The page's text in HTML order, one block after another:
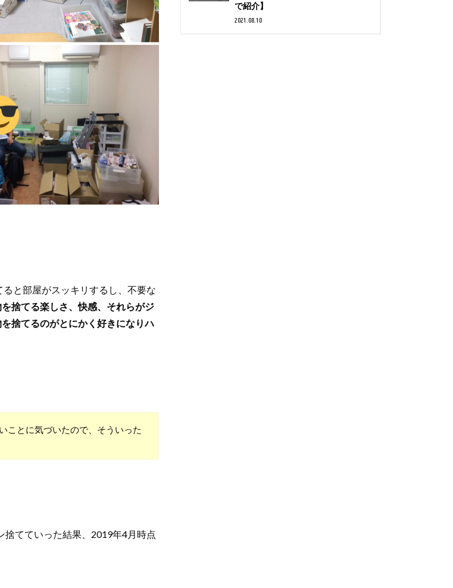
と部屋がスッキリするし、不要な
捨てる楽しさ、快感、それらがジ
捨てるのがとにかく好きになりハ
ことに気づいたので、そういった
てていった結果、2019年4月時点
で紹介】
2021.08.10